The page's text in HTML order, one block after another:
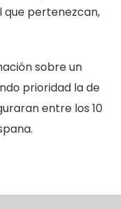
que pertenezcan,
sobre un
prioridad la de
entre los 10